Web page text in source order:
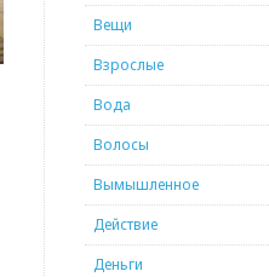
Вещи
Взрослые
Вода
Волосы
Вымышленное
Действие
Деньги